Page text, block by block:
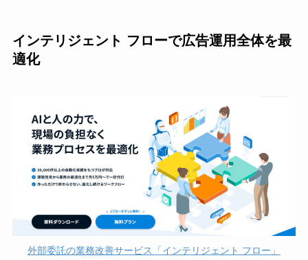
インテリジェント フローで広告運用全体を最
適化
外部委託の業務改善サービス「インテリジェント フロー」